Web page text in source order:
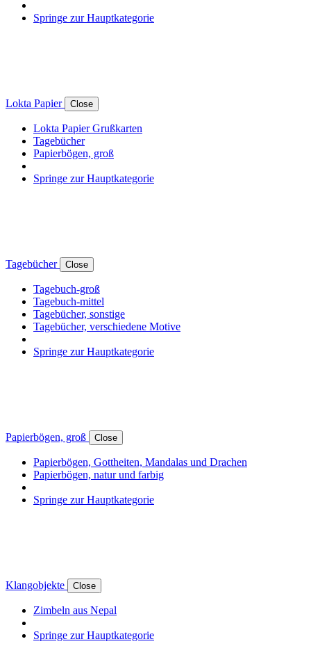
Springe zur Hauptkategorie
Lokta Papier Close
Lokta Papier Grußkarten
Tagebücher
Papierbögen, groß
Springe zur Hauptkategorie
Tagebücher Close
Tagebuch-groß
Tagebuch-mittel
Tagebücher, sonstige
Tagebücher, verschiedene Motive
Springe zur Hauptkategorie
Papierbögen, groß Close
Papierbögen, Gottheiten, Mandalas und Drachen
Papierbögen, natur und farbig
Springe zur Hauptkategorie
Klangobjekte Close
Zimbeln aus Nepal
Springe zur Hauptkategorie